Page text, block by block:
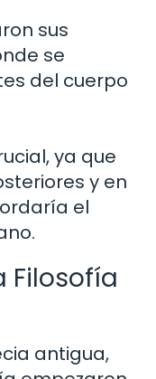
sus
se
del cuerpo
ya que
y en
el
Filosofía
antigua,